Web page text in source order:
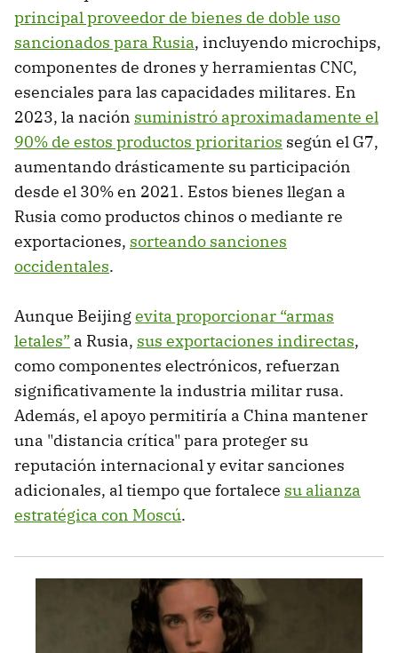
principal proveedor de bienes de doble uso
sancionados para Rusia, incluyendo microchips,
componentes de drones y herramientas CNC,
esenciales para las capacidades militares. En
2023, la nación suministró aproximadamente el
90% de estos productos prioritarios según el G7,
aumentando drásticamente su participación
desde el 30% en 2021. Estos bienes llegan a
Rusia como productos chinos o mediante re
exportaciones, sorteando sanciones
occidentales.
Aunque Beijingevita proporcionar “armas
letales” a Rusia, sus exportaciones indirectas,
como componentes electrónicos, refuerzan
significativamente la industria militar rusa.
Además, el apoyo permitiría a China mantener
una "distancia crítica" para proteger su
reputación internacional y evitar sanciones
adicionales, al tiempo que fortalece su alianza
estratégica con Moscú.